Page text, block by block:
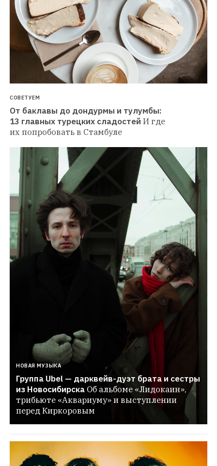
СОВЕТУЕМ
От баклавы до дондурмы и тулумбы:
13 главных турецких сладостей И где
их попробовать в Стамбуле
НОВАЯ МУЗЫКА
Группа Ubel — дарквейв-дуэт брата и сестры
из Новосибирска Об альбоме «Лидокаин»,
трибьюте «Аквариуму» и выступлении
перед Киркоровым